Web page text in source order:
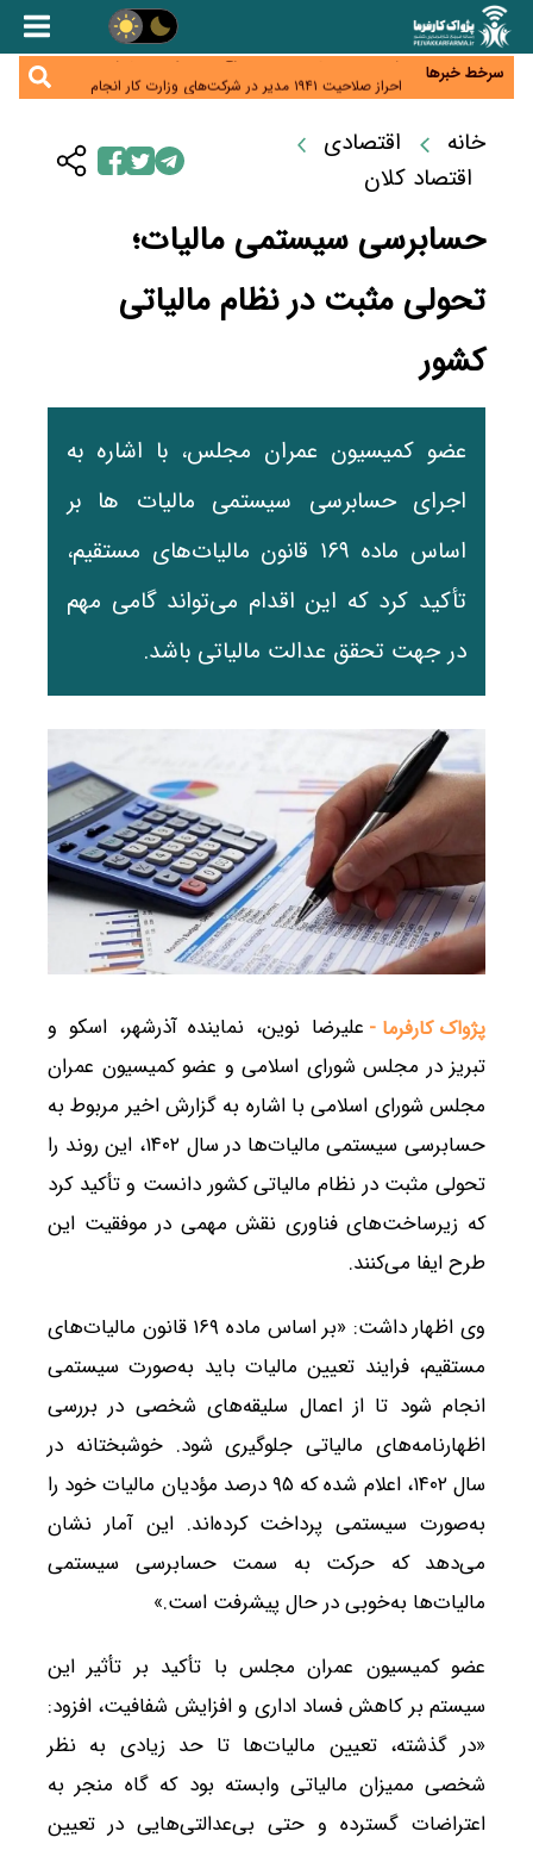
سرخط خبرها
هشدار درباره کاهش عرضه مسکن اجاره‌ای؛ دولت
رسانه تخصصی باید مطالبه‌گری، دقت و استقلال را
سرلوحه کار خود قرار دهداحراز صلاحیت ۱۹۴۱ مدیر در شرکت‌های وزارت کار انجام
نشده است؛ شایسته‌سالاری زیر فشار؟
به چه قیمتی؟
موبایل گران می‌شود؟ هزینه واردات ۱۰ برابر شد، ثبت
سفارش همچنان متوقف است
خانه
اقتصادی
اقتصاد کلان
حسابرسی سیستمی مالیات؛
تحولی مثبت در نظام مالیاتی
کشور
عضو کمیسیون عمران مجلس، با اشاره به
اجرای حسابرسی سیستمی مالیات ها بر
اساس ماده ۱۶۹ قانون مالیات‌های مستقیم،
تأکید کرد که این اقدام می‌تواند گامی مهم
در جهت تحقق عدالت مالیاتی باشد.
پژواک کارفرما - علیرضا نوین، نماینده آذرشهر، اسکو و
تبریز در مجلس شورای اسلامی و عضو کمیسیون عمران
مجلس شورای اسلامی با اشاره به گزارش اخیر مربوط به
حسابرسی سیستمی مالیات‌ها در سال ۱۴۰۲، این روند را
تحولی مثبت در نظام مالیاتی کشور دانست و تأکید کرد
که زیرساخت‌های فناوری نقش مهمی در موفقیت این
طرح ایفا می‌کنند.
وی اظهار داشت: «بر اساس ماده ۱۶۹ قانون مالیات‌های
مستقیم، فرایند تعیین مالیات باید به‌صورت سیستمی
انجام شود تا از اعمال سلیقه‌های شخصی در بررسی
اظهارنامه‌های مالیاتی جلوگیری شود. خوشبختانه در
سال ۱۴۰۲، اعلام شده که ۹۵ درصد مؤدیان مالیات خود را
به‌صورت سیستمی پرداخت کرده‌اند. این آمار نشان
می‌دهد که حرکت به سمت حسابرسی سیستمی
مالیات‌ها به‌خوبی در حال پیشرفت است.»
عضو کمیسیون عمران مجلس با تأکید بر تأثیر این
سیستم بر کاهش فساد اداری و افزایش شفافیت، افزود:
«در گذشته، تعیین مالیات‌ها تا حد زیادی به نظر
شخصی ممیزان مالیاتی وابسته بود که گاه منجر به
اعتراضات گسترده و حتی بی‌عدالتی‌هایی در تعیین